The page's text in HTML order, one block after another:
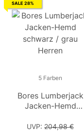
SALE 28%
5 Farben
Bores Lumberjack
Jacken-Hemd
Herren
UVP: 204,98 €